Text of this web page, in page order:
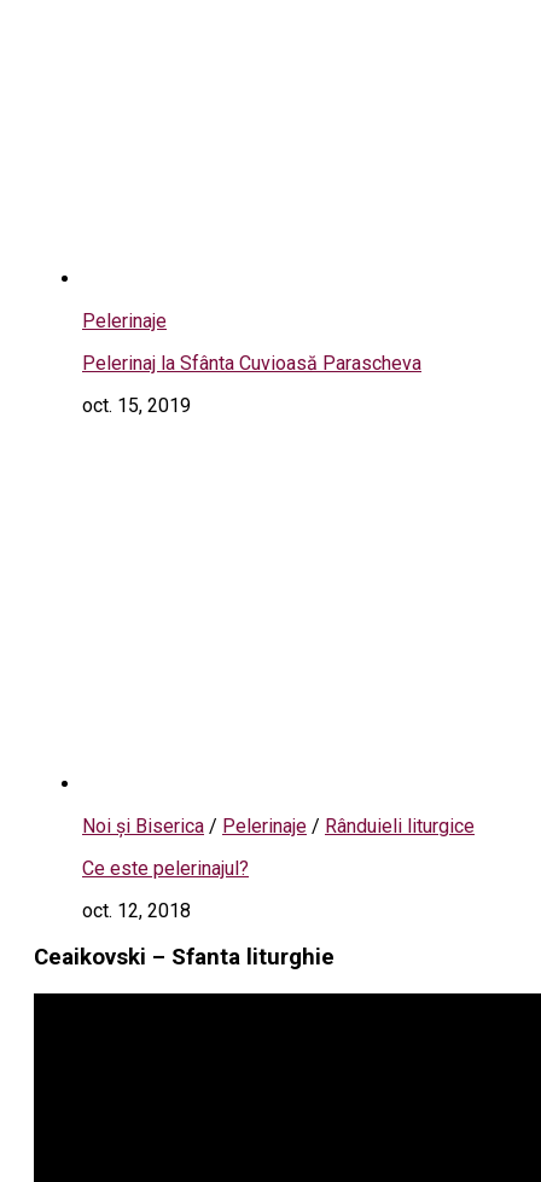
Pelerinaje
Pelerinaj la Sfânta Cuvioasă Parascheva
oct. 15, 2019
Noi și Biserica / Pelerinaje / Rânduieli liturgice
Ce este pelerinajul?
oct. 12, 2018
Ceaikovski – Sfanta liturghie